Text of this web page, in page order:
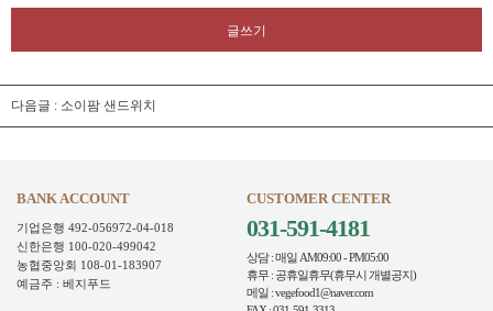
글쓰기
다음글 : 소이팜 샌드위치
BANK ACCOUNT
기업은행 492-056972-04-018
신한은행 100-020-499042
농협중앙회 108-01-183907
예금주 : 베지푸드
CUSTOMER CENTER
031-591-4181
상담 : 매일 AM09:00 - PM05:00
휴무 : 공휴일휴무(휴무시 개별공지)
메일 : vegefood1@naver.com